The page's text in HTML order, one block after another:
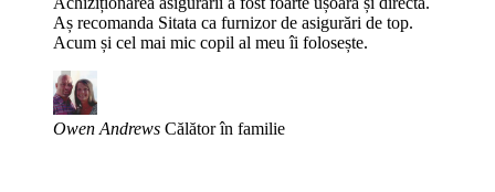
Aș recomanda Sitata ca furnizor de asigurări de top.
Acum și cel mai mic copil al meu îi folosește.
Owen Andrews Călător în familie